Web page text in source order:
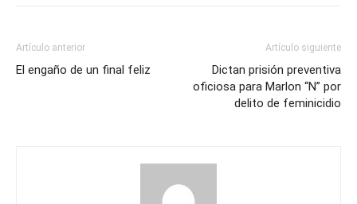
Artículo anterior
El engaño de un final feliz
Artículo siguiente
Dictan prisión preventiva
oficiosa para Marlon “N” por
delito de feminicidio